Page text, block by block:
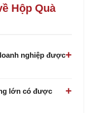
Hộp Quà
nghiệp được
lớn có được